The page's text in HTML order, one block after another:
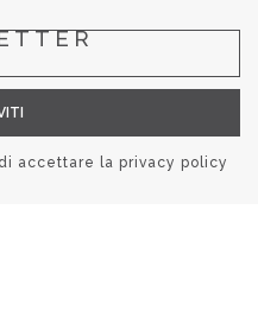
accettare la privacy policy